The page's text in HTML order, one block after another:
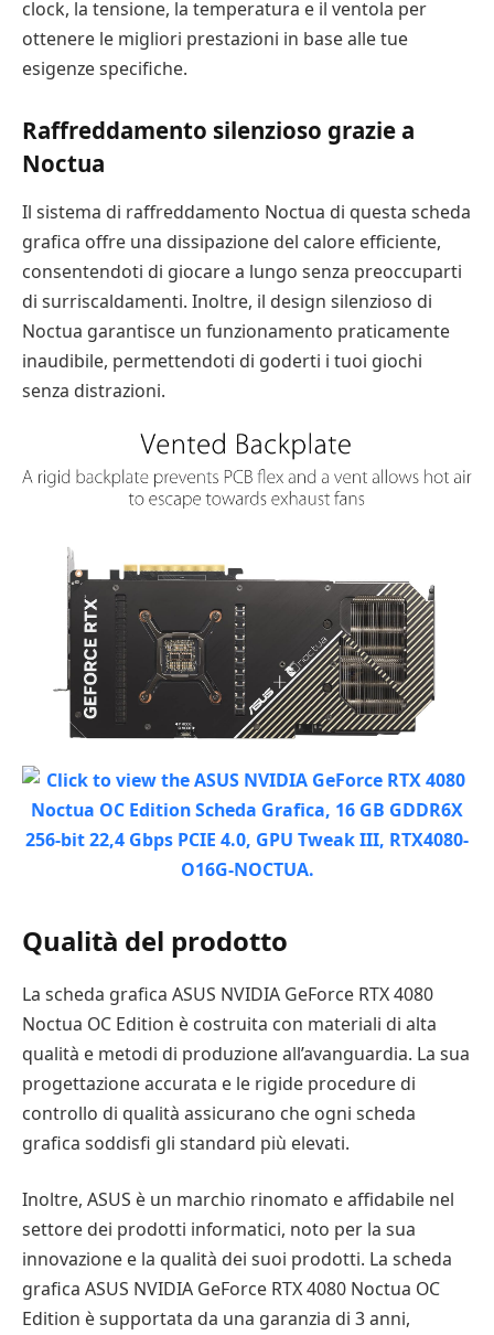
clock, la tensione, la temperatura e il ventola per
ottenere le migliori prestazioni in base alle tue
esigenze specifiche.
Raffreddamento silenzioso grazie a
Noctua
Il sistema di raffreddamento Noctua di questa scheda
grafica offre una dissipazione del calore efficiente,
consentendoti di giocare a lungo senza preoccuparti
di surriscaldamenti. Inoltre, il design silenzioso di
Noctua garantisce un funzionamento praticamente
inaudibile, permettendoti di goderti i tuoi giochi
senza distrazioni.
Qualità del prodotto
La scheda grafica ASUS NVIDIA GeForce RTX 4080
Noctua OC Edition è costruita con materiali di alta
qualità e metodi di produzione all’avanguardia. La sua
progettazione accurata e le rigide procedure di
controllo di qualità assicurano che ogni scheda
grafica soddisfi gli standard più elevati.
Inoltre, ASUS è un marchio rinomato e affidabile nel
settore dei prodotti informatici, noto per la sua
innovazione e la qualità dei suoi prodotti. La scheda
grafica ASUS NVIDIA GeForce RTX 4080 Noctua OC
Edition è supportata da una garanzia di 3 anni,